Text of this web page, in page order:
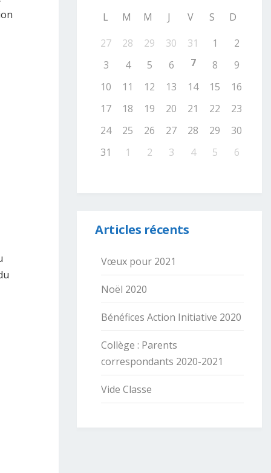
L M M J V S
D
27
28 29 30 31 1
2
3
4 5 6 7 8
9
10
11 12 13 14 15
16
17
18 19 20 21 22
23
24
25 26 27 28 29
30
31
1 2 3 4 5 6
Articles récents
Vœux pour 2021
Noël 2020
Bénéfices Action Initiative 2020
Collège : Parents
correspondants 2020-2021
Vide Classe